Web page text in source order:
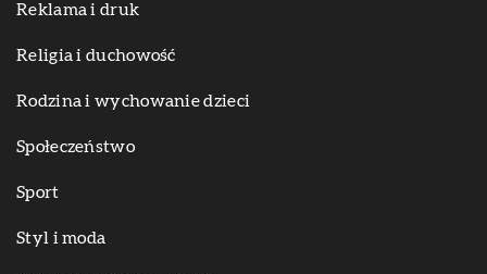
Reklama i druk
Religia i duchowość
Rodzina i wychowanie dzieci
Społeczeństwo
Sport
Styl i moda